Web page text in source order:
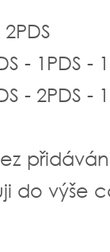
- 1PDS -
- 2PDS -
do výše